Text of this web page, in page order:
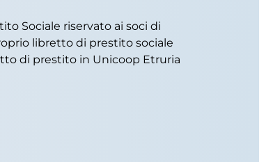
Sociale riservato ai soci di
libretto di prestito sociale
di prestito in Unicoop Etruria